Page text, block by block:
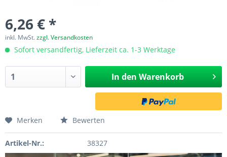
6,26 € *
inkl. MwSt.zzgl. Versandkosten
Sofort versandfertig, Lieferzeit ca. 1-3 Werktage
In den Warenkorb
Merken Bewerten
Artikel-Nr.: 38327